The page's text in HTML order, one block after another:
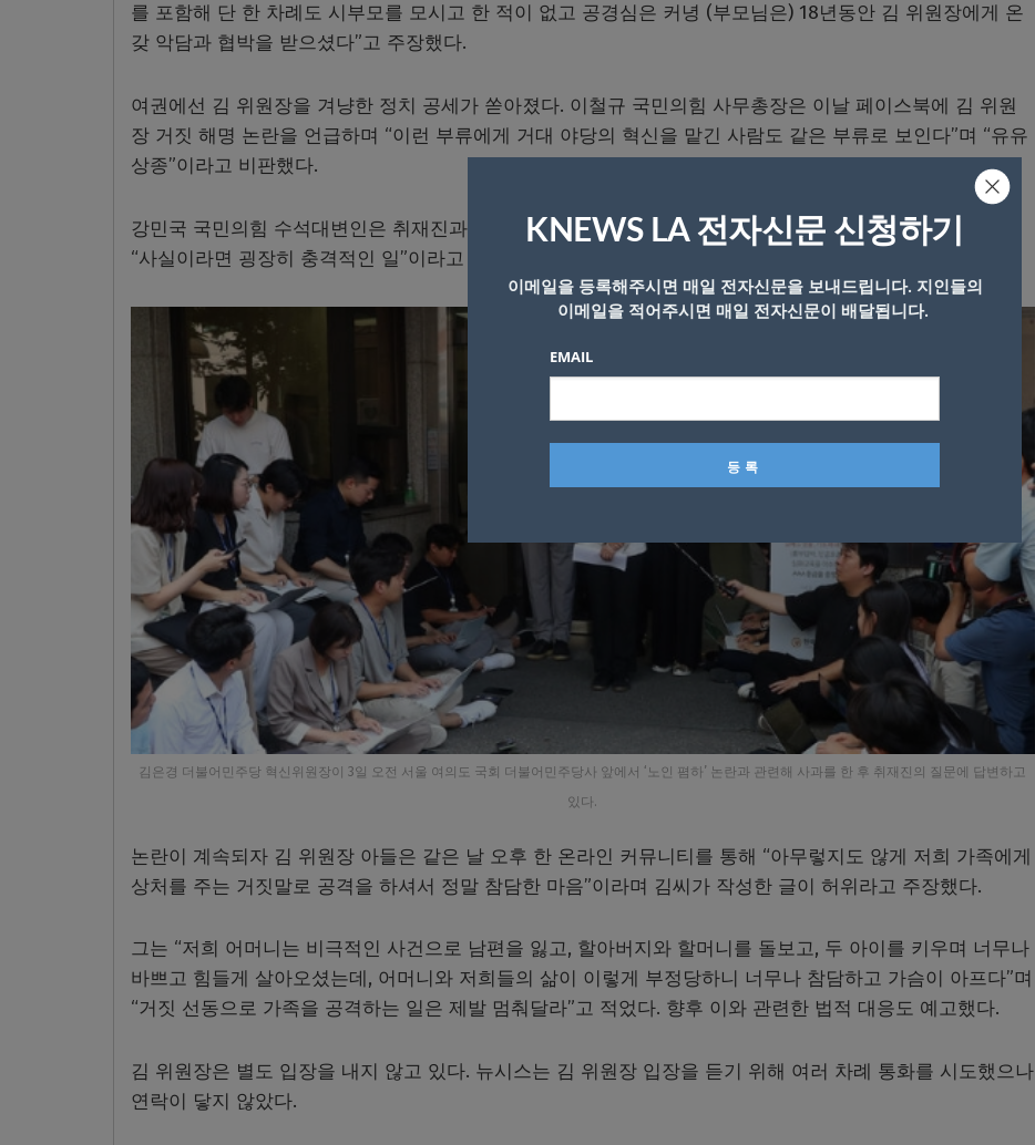
를 포함해 단 한 차례도 시부모를 모시고 한 적이 없고 공경심은 커녕 (부모님은) 18년동안 김 위원장에게 온
갖 악담과 협박을 받으셨다”고 주장했다.
여권에선 김 위원장을 겨냥한 정치 공세가 쏟아졌다. 이철규 국민의힘 사무총장은 이날 페이스북에 김 위원
장 거짓 해명 논란을 언급하며 “이런 부류에게 거대 야당의 혁신을 맡긴 사람도 같은 부류로 보인다”며 “유유
상종”이라고 비판했다.
강민국 국민의힘 수석대변인은 취재진과 만난 자리에서 “사실 여부를 파악하는 게 우선시돼야 한다”면서도
“사실이라면 굉장히 충격적인 일”이라고 말했다.
김은경 더불어민주당 혁신위원장이 3일 오전 서울 여의도 국회 더불어민주당사 앞에서 ‘노인 폄하’ 논란과 관련해 사과를 한 후 취재진의 질문에 답변하고
있다.
논란이 계속되자 김 위원장 아들은 같은 날 오후 한 온라인 커뮤니티를 통해 “아무렇지도 않게 저희 가족에게
상처를 주는 거짓말로 공격을 하셔서 정말 참담한 마음”이라며 김씨가 작성한 글이 허위라고 주장했다.
그는 “저희 어머니는 비극적인 사건으로 남편을 잃고, 할아버지와 할머니를 돌보고, 두 아이를 키우며 너무나
바쁘고 힘들게 살아오셨는데, 어머니와 저희들의 삶이 이렇게 부정당하니 너무나 참담하고 가슴이 아프다”며
“거짓 선동으로 가족을 공격하는 일은 제발 멈춰달라”고 적었다. 향후 이와 관련한 법적 대응도 예고했다.
김 위원장은 별도 입장을 내지 않고 있다. 뉴시스는 김 위원장 입장을 듣기 위해 여러 차례 통화를 시도했으나
연락이 닿지 않았다.
KNEWS LA 전자신문 신청하기
이메일을 등록해주시면 매일 전자신문을 보내드립니다. 지인들의
이메일을 적어주시면 매일 전자신문이 배달됩니다.
EMAIL